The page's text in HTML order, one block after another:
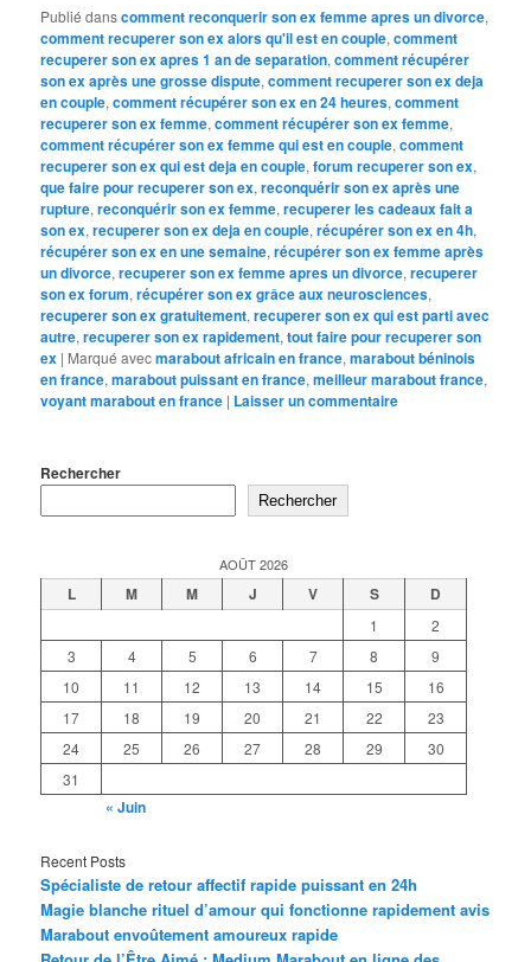
Publié danscomment reconquerir son ex femme apres un divorce,
comment recuperer son ex alors qu'il est en couple,comment
recuperer son ex apres 1 an de separation,comment récupérer
son ex après une grosse dispute,comment recuperer son ex deja
en couple,comment récupérer son ex en 24 heures,comment
recuperer son ex femme,comment récupérer son ex femme,
comment récupérer son ex femme qui est en couple,comment
recuperer son ex qui est deja en couple,forum recuperer son ex,
que faire pour recuperer son ex,reconquérir son ex après une
rupture,reconquérir son ex femme,recuperer les cadeaux fait a
son ex,recuperer son ex deja en couple,récupérer son ex en 4h,
récupérer son ex en une semaine,récupérer son ex femme après
un divorce,recuperer son ex femme apres un divorce,recuperer
son ex forum,récupérer son ex grâce aux neurosciences,
recuperer son ex gratuitement,recuperer son ex qui est parti avec
autre,recuperer son ex rapidement,tout faire pour recuperer son
ex | Marqué avecmarabout africain en france,marabout béninois
en france,marabout puissant en france,meilleur marabout france,
voyant marabout en france | Laisser un commentaire
Rechercher
Rechercher
AOÛT 2026
L M M J V S D
1
2
3
4 5 6 7 8
9
10
11 12 13 14 15
16
17
18 19 20 21 22
23
24
25 26 27 28 29
30
31
« Juin
Recent Posts
Spécialiste de retour affectif rapide puissant en 24h
Magie blanche rituel d’amour qui fonctionne rapidement avis
Marabout envoûtement amoureux rapide